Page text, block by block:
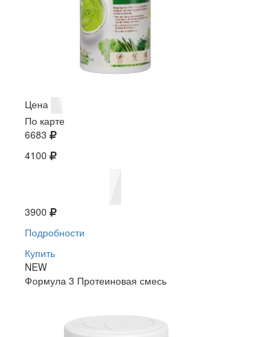
Цена
По карте
6683
4100
3900
Подробности
Купить
NEW
Формула 3 Протеиновая смесь